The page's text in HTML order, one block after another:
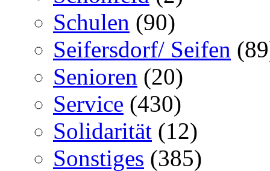
Schulen (90)
Seifersdorf/ Seifen
Senioren (20)
Service (430)
Solidarität (12)
Sonstiges (385)